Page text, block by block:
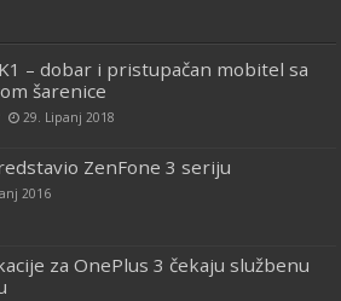
– dobar i pristupačan mobitel sa
šarenice
29. Lipanj 2018
ZenFone 3 seriju
2016
za OnePlus 3 čekaju službenu